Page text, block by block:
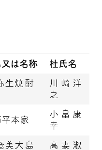
は名称 杜氏名
生焼酎
川崎洋
之
本家
小畠康
幸
美大島
高妻淑